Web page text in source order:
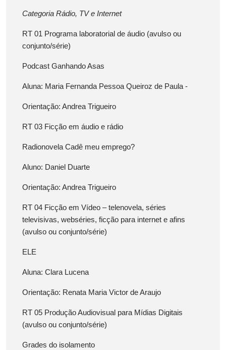
Categoria Rádio, TV e Internet
RT 01 Programa laboratorial de áudio (avulso ou
conjunto/série)
Podcast Ganhando Asas
Aluna: Maria Fernanda Pessoa Queiroz de Paula -
Orientação: Andrea Trigueiro
RT 03 Ficção em áudio e rádio
Radionovela Cadê meu emprego?
Aluno: Daniel Duarte
Orientação: Andrea Trigueiro
RT 04 Ficção em Vídeo – telenovela, séries
televisivas, webséries, ficção para internet e afins
(avulso ou conjunto/série)
ELE
Aluna: Clara Lucena
Orientação: Renata Maria Victor de Araujo
RT 05 Produção Audiovisual para Mídias Digitais
(avulso ou conjunto/série)
Grades do isolamento